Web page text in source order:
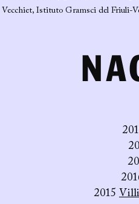
Vecchiet, Istituto Gramsci del Friuli-
2015